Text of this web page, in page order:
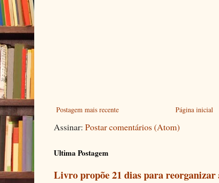
Postagem mais recente Página inicial
Assinar: Postar comentários (Atom)
Ultima Postagem
Livro propõe 21 dias para